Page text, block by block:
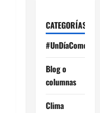
CATEGORÍAS
#UnDíaComoHoy
Blog o
columnas
Clima